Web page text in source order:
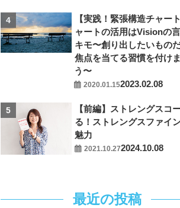
【実践！緊張構造チャー
ャートの活用はVisionの
キモ〜創り出したいものだ
焦点を当てる習慣を付け
う〜
2020.01.152023.02.08
【前編】ストレングスコ
る！ストレングスファイ
魅力
2021.10.272024.10.08
最近の投稿